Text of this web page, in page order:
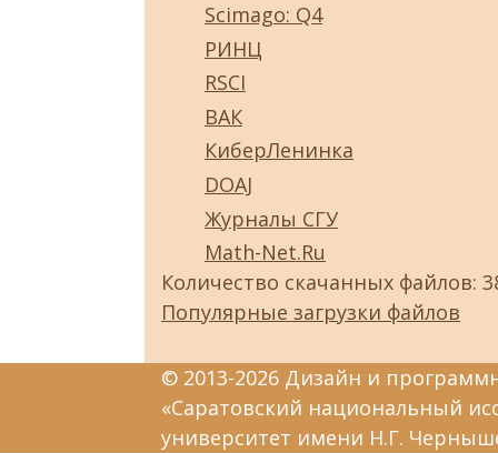
Scimago: Q4
РИНЦ
RSCI
ВАК
КиберЛенинка
DOAJ
Журналы СГУ
Math-Net.Ru
Количество скачанных файлов:
Популярные загрузки файлов
© 2013-2026 Дизайн и
«Саратовский национальный
университет имени Н.Г.